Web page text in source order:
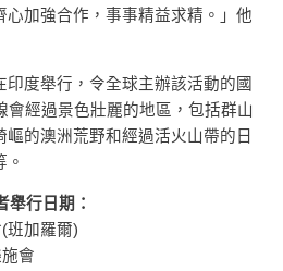
加強合作，事事精益求精。」他
印度舉行，令全球主辦該活動的國
會經過景色壯麗的地區，包括群山
的澳洲荒野和經過活火山帶的日
舉行日期：
班加羅爾)
會